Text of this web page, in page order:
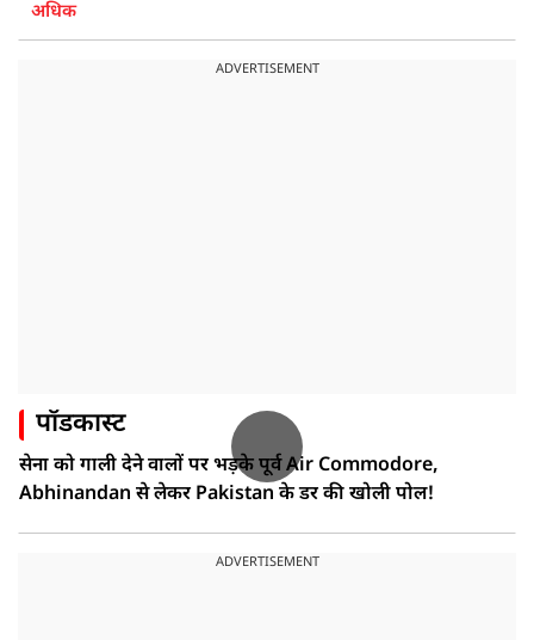
अधिक
ADVERTISEMENT
पॉडकास्ट
सेना को गाली देने वालों पर भड़के पूर्व Air Commodore,
Abhinandan से लेकर Pakistan के डर की खोली पोल!
ADVERTISEMENT